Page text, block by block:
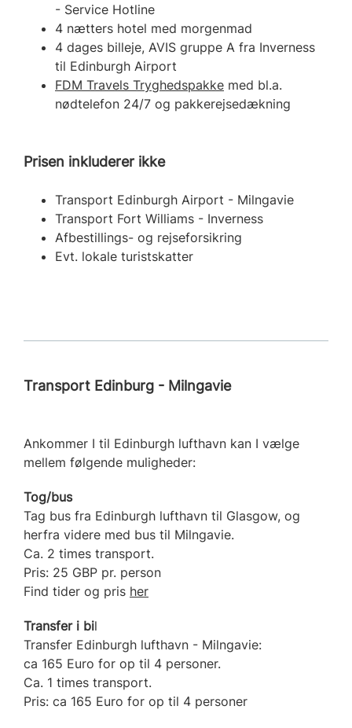
- Service Hotline
4 nætters hotel med morgenmad
4 dages billeje, AVIS gruppe A fra Inverness
til Edinburgh Airport
FDM Travels Tryghedspakke med bl.a.
nødtelefon 24/7 og pakkerejsedækning
Prisen inkluderer ikke
Transport Edinburgh Airport - Milngavie
Transport Fort Williams - Inverness
Afbestillings- og rejseforsikring
Evt. lokale turistskatter
Transport Edinburg - Milngavie
Ankommer I til Edinburgh lufthavn kan I vælge
mellem følgende muligheder:
Tog/bus
Tag bus fra Edinburgh lufthavn til Glasgow, og
herfra videre med bus til Milngavie.
Ca. 2 times transport.
Pris: 25 GBP pr. person
Find tider og pris her
Transfer i bil
Transfer Edinburgh lufthavn - Milngavie:
ca 165 Euro for op til 4 personer.
Ca. 1 times transport.
Pris: ca 165 Euro for op til 4 personer